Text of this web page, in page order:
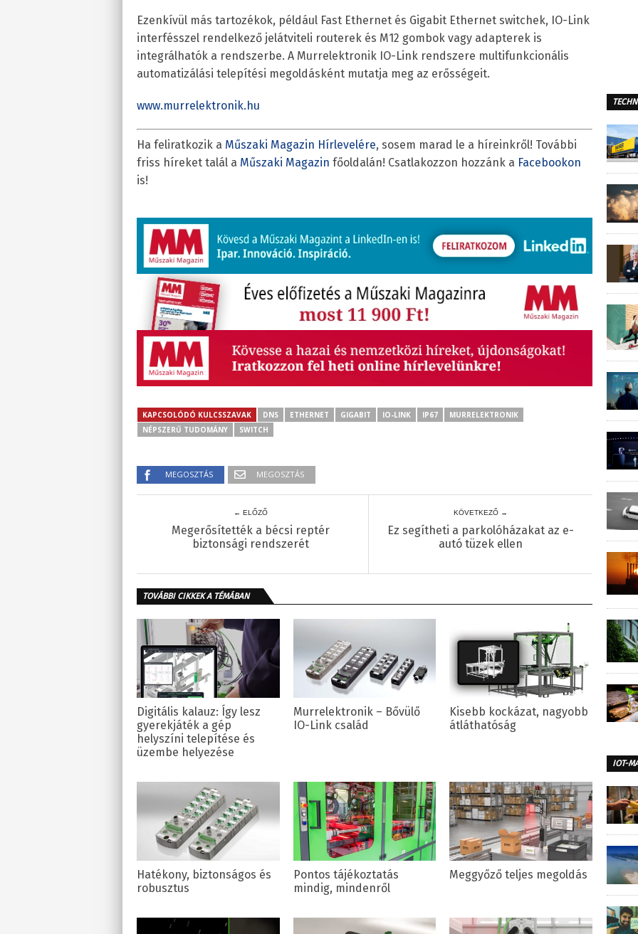
Ezenkívül más tartozékok, például Fast Ethernet és Gigabit Ethernet switchek, IO-Link
interfésszel rendelkező jelátviteli routerek és M12 gombok vagy adapterek is
integrálhatók a rendszerbe. A Murrelektronik IO-Link rendszere multifunkcionális
automatizálási telepítési megoldásként mutatja meg az erősségeit.
www.murrelektronik.hu
Ha feliratkozik a Műszaki Magazin Hírlevelére, sosem marad le a híreinkről! További
friss híreket talál a Műszaki Magazin főoldalán! Csatlakozzon hozzánk a Facebookon
is!
KAPCSOLÓDÓ KULCSSZAVAK DNS ETHERNET GIGABIT IO-LINK IP67
MURRELEKTRONIK
NÉPSZERŰ TUDOMÁNY
SWITCH
MEGOSZTÁS MEGOSZTÁS
← ELŐZŐ
Megerősítették a bécsi reptér
biztonsági rendszerét
KÖVETKEZŐ →
Ez segítheti a parkolóházakat az e-
autó tüzek ellen
TOVÁBBI CIKKEK A TÉMÁBAN
Digitális kalauz: Így lesz
gyerekjáték a gép
helyszíni telepítése és
üzembe helyezése
Murrelektronik – Bővülő
IO-Link család
Kisebb kockázat, nagyobb
átláthatóság
Hatékony, biztonságos és
robusztus
Pontos tájékoztatás
mindig, mindenről
Meggyőző teljes megoldás
IOT-